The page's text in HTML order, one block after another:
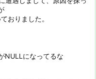
おりました。
NULLになってるな